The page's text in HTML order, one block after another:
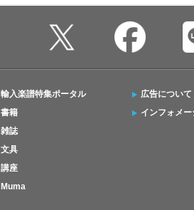
輸入楽譜特集ポータル
書籍
雑誌
文具
講座
Muma
広告について
インフォメー